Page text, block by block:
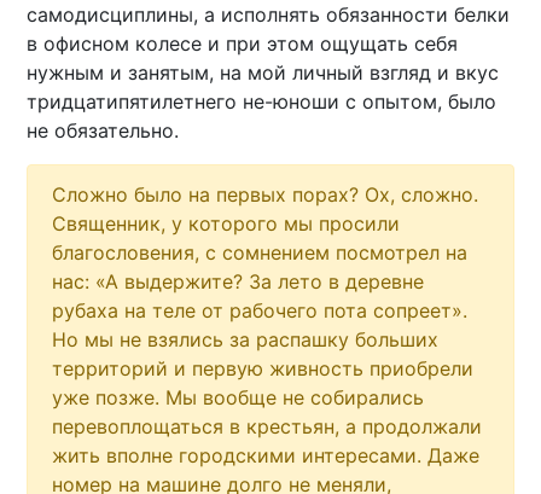
самодисциплины, а исполнять обязанности белки
в офисном колесе и при этом ощущать себя
нужным и занятым, на мой личный взгляд и вкус
тридцатипятилетнего не-юноши с опытом, было
не обязательно.
Сложно было на первых порах? Ох, сложно.
Священник, у которого мы просили
благословения, с сомнением посмотрел на
нас: «А выдержите? За лето в деревне
рубаха на теле от рабочего пота сопреет».
Но мы не взялись за распашку больших
территорий и первую живность приобрели
уже позже. Мы вообще не собирались
перевоплощаться в крестьян, а продолжали
жить вполне городскими интересами. Даже
номер на машине долго не меняли,